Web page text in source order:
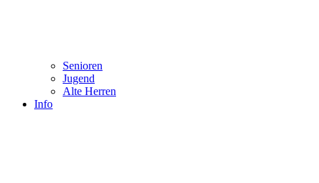
Senioren
Jugend
Alte Herren
Info